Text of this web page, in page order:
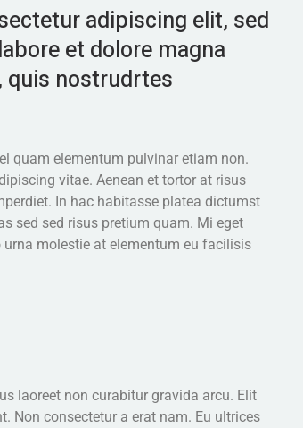
adipiscing elit, sed
et dolore magna
quis nostrudrtes
quam elementum pulvinar etiam non.
vitae. Aenean et tortor at risus
In hac habitasse platea dictumst
sed sed risus pretium quam. Mi eget
molestie at elementum eu facilisis
laoreet non curabitur gravida arcu. Elit
Non consectetur a erat nam. Eu ultrices